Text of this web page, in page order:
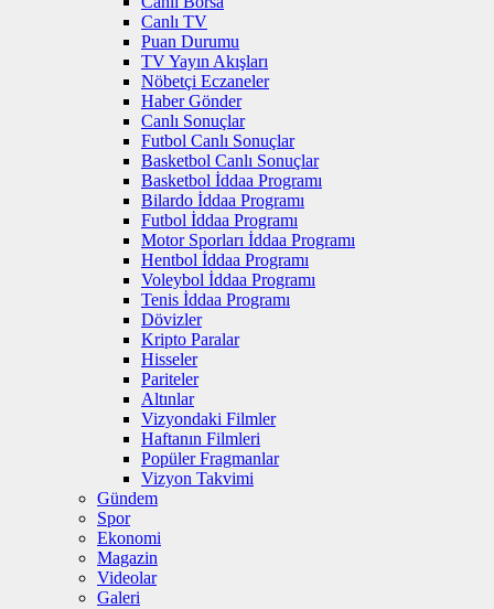
Canlı TV
Puan Durumu
TV Yayın Akışları
Nöbetçi Eczaneler
Haber Gönder
Canlı Sonuçlar
Futbol Canlı Sonuçlar
Basketbol Canlı Sonuçlar
Basketbol İddaa Programı
Bilardo İddaa Programı
Futbol İddaa Programı
Motor Sporları İddaa Programı
Hentbol İddaa Programı
Voleybol İddaa Programı
Tenis İddaa Programı
Dövizler
Kripto Paralar
Hisseler
Pariteler
Altınlar
Vizyondaki Filmler
Haftanın Filmleri
Popüler Fragmanlar
Vizyon Takvimi
Gündem
Spor
Ekonomi
Magazin
Videolar
Galeri